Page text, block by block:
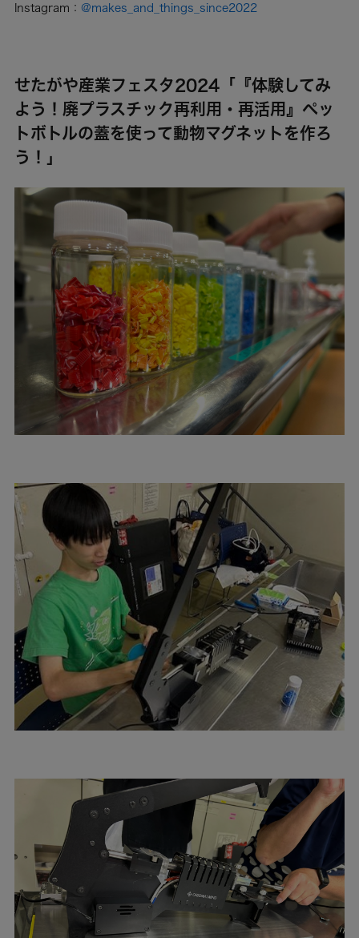
Instagram： @makes_and_things_since2022
せたがや産業フェスタ2024「『体験してみ
よう！廃プラスチック再利用・再活用』ペッ
トボトルの蓋を使って動物マグネットを作ろ
う！」